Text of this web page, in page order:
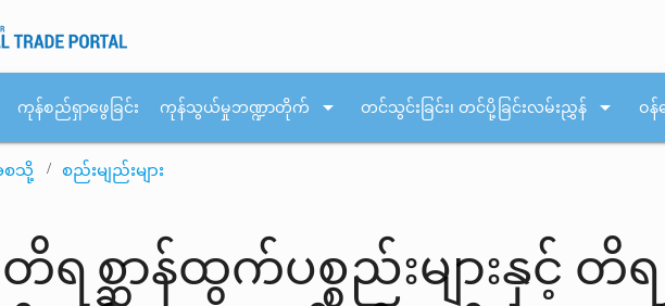
ကုန်စည်ရှာဖွေခြင်း ကုန်သွယ်မှုဘဏ္ဍာတိုက် arrow_drop_down တင်သွင်းခြင်း၊ တင်ပို့ခြင်းလမ်းညွှန် arrow_drop_down ဝန်
စသို့ စည်းမျည်းများ
တိရစ္ဆာန်ထွက်ပစ္စည်းများနှင့် တိရ